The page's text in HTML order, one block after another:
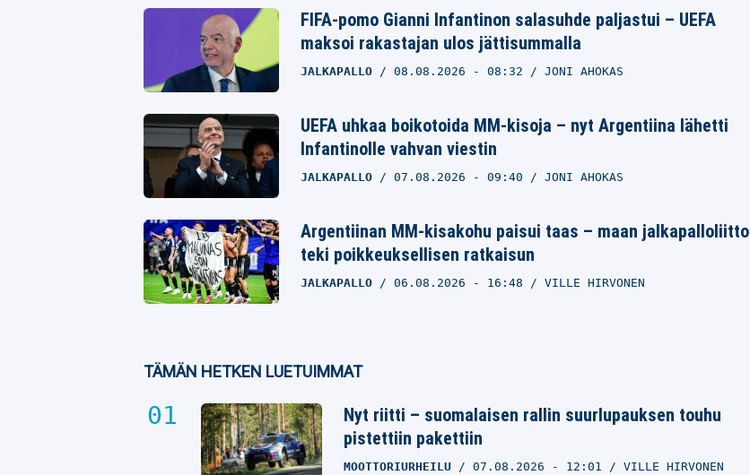
Whatsapp
FIFA-pomo Gianni Infantinon salasuhde paljastui – UEFA
maksoi rakastajan ulos jättisummalla
JALKAPALLO 08.08.2026 - 08:32 JONI AHOKAS
UEFA uhkaa boikotoida MM-kisoja – nyt Argentiina lähetti
Infantinolle vahvan viestin
JALKAPALLO 07.08.2026 - 09:40 JONI AHOKAS
Argentiinan MM-kisakohu paisui taas – maan jalkapalloliitto
teki poikkeuksellisen ratkaisun
JALKAPALLO 06.08.2026 - 16:48 VILLE HIRVONEN
TÄMÄN HETKEN LUETUIMMAT
Nyt riitti – suomalaisen rallin suurlupauksen touhu
pistettiin pakettiin
MOOTTORIURHEILU 07.08.2026 - 12:01 VILLE HIRVONEN